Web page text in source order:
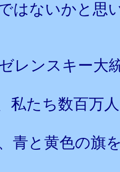
はないかと思
レンスキー大
私たち数百万
青と黄色の旗